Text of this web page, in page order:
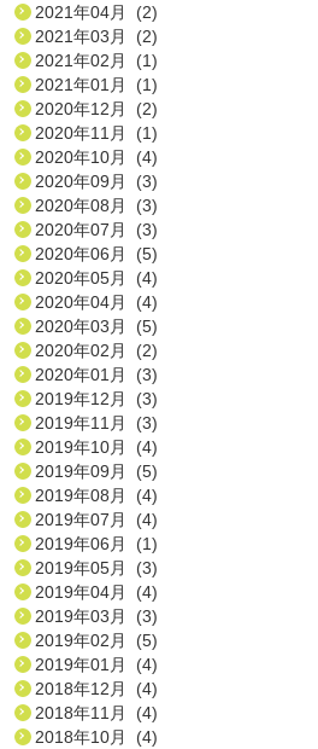
2021年04月 (2)
2021年03月 (2)
2021年02月 (1)
2021年01月 (1)
2020年12月 (2)
2020年11月 (1)
2020年10月 (4)
2020年09月 (3)
2020年08月 (3)
2020年07月 (3)
2020年06月 (5)
2020年05月 (4)
2020年04月 (4)
2020年03月 (5)
2020年02月 (2)
2020年01月 (3)
2019年12月 (3)
2019年11月 (3)
2019年10月 (4)
2019年09月 (5)
2019年08月 (4)
2019年07月 (4)
2019年06月 (1)
2019年05月 (3)
2019年04月 (4)
2019年03月 (3)
2019年02月 (5)
2019年01月 (4)
2018年12月 (4)
2018年11月 (4)
2018年10月 (4)